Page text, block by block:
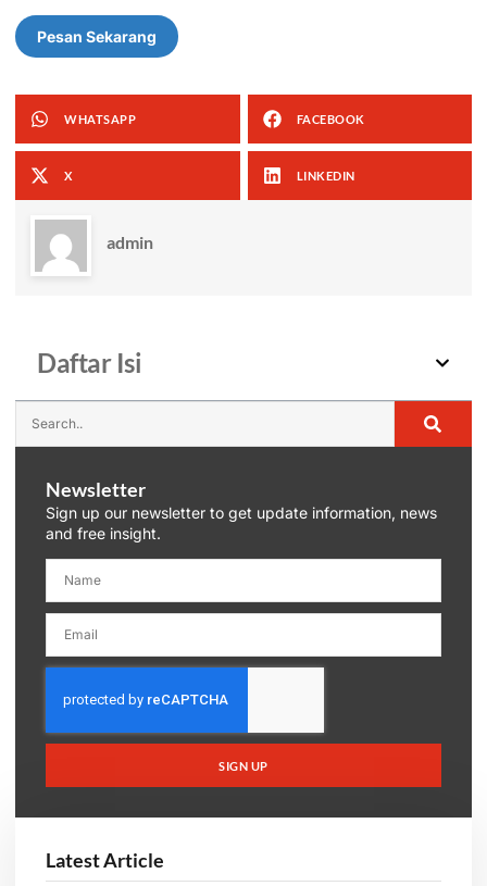
Pesan Sekarang
WHATSAPP FACEBOOK
X LINKEDIN
admin
Daftar Isi
Newsletter
Sign up our newsletter to get update information, news
and free insight.
SIGN UP
Latest Article